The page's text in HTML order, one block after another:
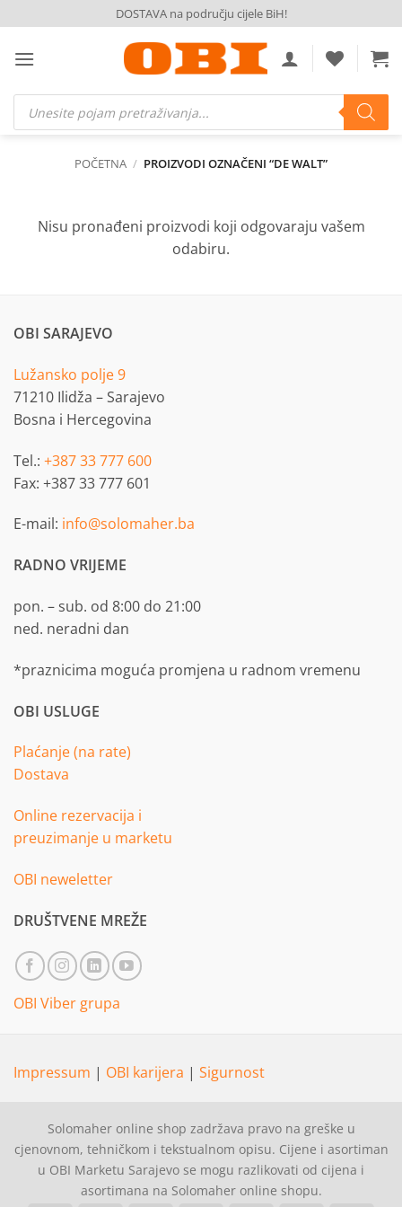
to
content
DOSTAVA na području cijele BiH!
Products
search
POČETNA / PROIZVODI OZNAČENI “DE WALT”
Nisu pronađeni proizvodi koji odgovaraju vašem
odabiru.
OBI SARAJEVO
Lužansko polje 9
71210 Ilidža – Sarajevo
Bosna i Hercegovina
Tel.: +387 33 777 600
Fax: +387 33 777 601
E-mail: info@solomaher.ba
RADNO VRIJEME
pon. – sub. od 8:00 do 21:00
ned. neradni dan
*praznicima moguća promjena u radnom vremenu
OBI USLUGE
Plaćanje (na rate)
Dostava
Online rezervacija i
preuzimanje u marketu
OBI neweletter
DRUŠTVENE MREŽE
OBI Viber grupa
Impressum | OBI karijera | Sigurnost
Solomaher online shop zadržava pravo na greške u
cjenovnom, tehničkom i tekstualnom opisu. Cijene i asortiman
u OBI Marketu Sarajevo se mogu razlikovati od cijena i
asortimana na Solomaher online shopu.